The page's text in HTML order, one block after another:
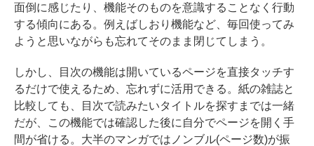
面倒に感じたり、機能そのものを意識することなく行動
する傾向にある。例えばしおり機能など、毎回使ってみ
ようと思いながらも忘れてそのまま閉じてしまう。
しかし、目次の機能は開いているページを直接タッチす
るだけで使えるため、忘れずに活用できる。紙の雑誌と
比較しても、目次で読みたいタイトルを探すまでは一緒
だが、この機能では確認した後に自分でページを開く手
間が省ける。大半のマンガではノンブル(ページ数)が振